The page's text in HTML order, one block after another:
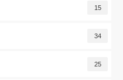
15
34
25